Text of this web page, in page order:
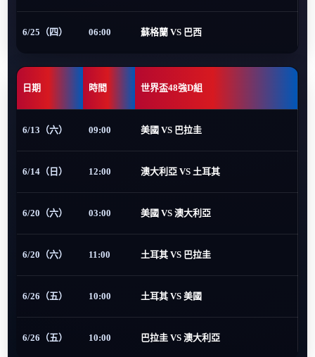
6/25（四） 06:00 蘇格蘭 VS 巴西
日期 時間 世界盃48強D組
6/13（六） 09:00 美國 VS 巴拉圭
6/14（日） 12:00 澳大利亞 VS 土耳其
6/20（六） 03:00 美國 VS 澳大利亞
6/20（六） 11:00 土耳其 VS 巴拉圭
6/26（五） 10:00 土耳其 VS 美國
6/26（五） 10:00 巴拉圭 VS 澳大利亞